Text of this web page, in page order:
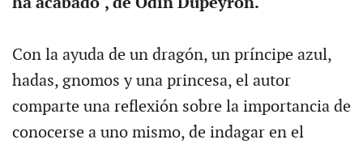
Con la ayuda de un dragón, un príncipe azul,
hadas, gnomos y una princesa, el autor
comparte una reflexión sobre la importancia de
conocerse a uno mismo, de indagar en el